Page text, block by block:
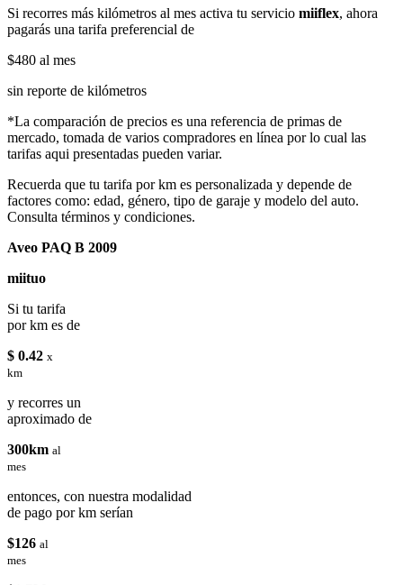
Si recorres más kilómetros al mes activa tu servicio miiflex, ahora
pagarás una tarifa preferencial de
$480 al mes
sin reporte de kilómetros
*La comparación de precios es una referencia de primas de
mercado, tomada de varios compradores en línea por lo cual las
tarifas aqui presentadas pueden variar.
Recuerda que tu tarifa por km es personalizada y depende de
factores como: edad, género, tipo de garaje y modelo del auto.
Consulta términos y condiciones.
Aveo PAQ B 2009
miituo
Si tu tarifa
por km es de
$ 0.42 x
km
y recorres un
aproximado de
300km al
mes
entonces, con nuestra modalidad
de pago por km serían
$126 al
mes